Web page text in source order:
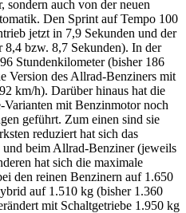
sondern auch von der neuen
Den Sprint auf Tempo 100
jetzt in 7,9 Sekunden und der
bzw. 8,7 Sekunden). In der
Stundenkilometer (bisher 186
Version des Allrad-Benziners mit
km/h). Darüber hinaus hat die
mit Benzinmotor noch
geführt. Zum einen sind sie
reduziert hat sich das
beim Allrad-Benziner (jeweils
hat sich die maximale
den reinen Benzinern auf 1.650
auf 1.510 kg (bisher 1.360
mit Schaltgetriebe 1.950 kg